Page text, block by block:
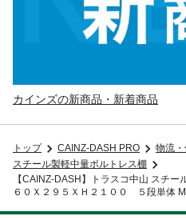
カインズの新商品・新着商品
トップ CAINZ-DASH PRO 物流
スチール製軽中量ボルトレス棚
【CAINZ-DASH】トラスコ中山 スチ
６０Ｘ２９５ＸＨ２１００ ５段単体